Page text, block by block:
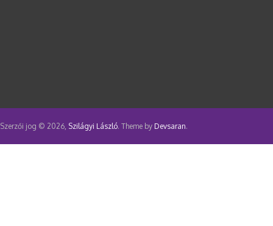
Szerzői jog © 2026, Szilágyi László. Theme by Devsaran.